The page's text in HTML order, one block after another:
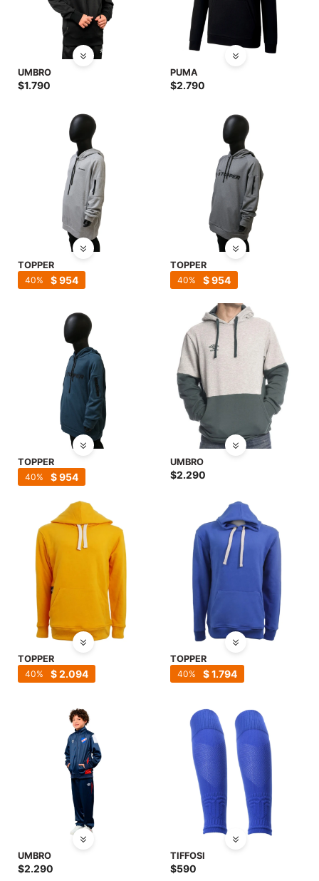
UMBRO
$1.790
PUMA
$2.790
TOPPER
$954
40
TOPPER
$954
40
TOPPER
$954
40
UMBRO
$2.290
TOPPER
$2.094
40
TOPPER
$1.794
40
UMBRO
$2.290
TIFFOSI
$590